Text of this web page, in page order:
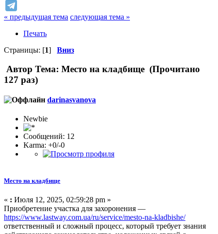
« предыдущая тема следующая тема »
Печать
Страницы: [1] Вниз
Автор Тема: Место на кладбище (Прочитано
127 раз)
darinasvanova
Newbie
Сообщений: 12
Karma: +0/-0
Место на кладбище
« : Июля 12, 2025, 02:59:28 pm »
Приобретение участка для захоронения —
https://www.lastway.com.ua/ru/service/mesto-na-kladbishe/
ответственный и сложный процесс, который требует знания